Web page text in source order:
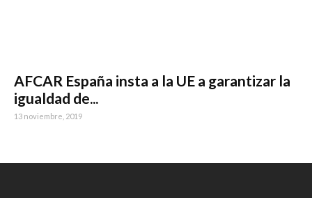
AFCAR España insta a la UE a garantizar la
igualdad de...
13 noviembre, 2019